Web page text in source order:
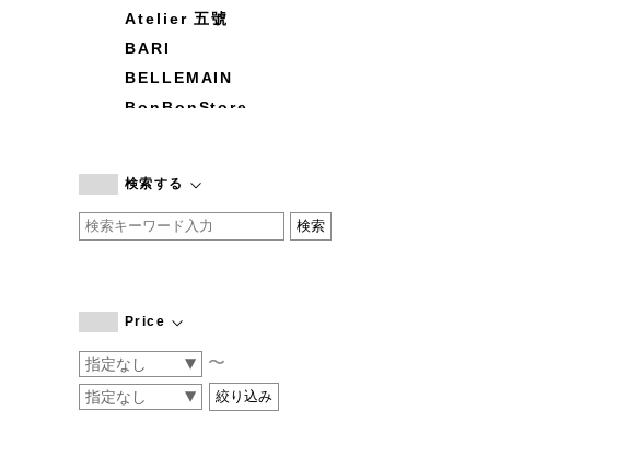
Atelier 五號
BARI
BELLEMAIN
BonBonStore
by basics
CATWORTH
COGTHEBIGSMOKE
CONVERSE
DEAN & DELUCA
検索する
Price
〜